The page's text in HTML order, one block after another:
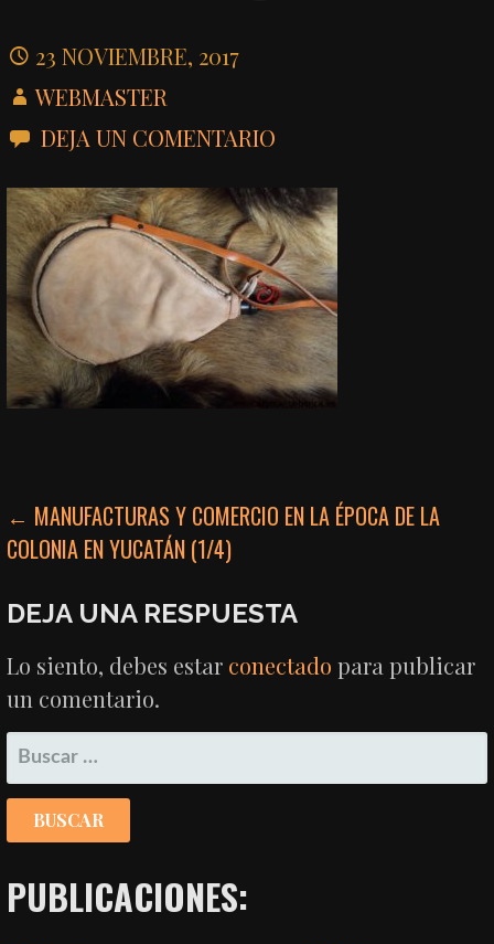
23 NOVIEMBRE, 2017
WEBMASTER
DEJA UN COMENTARIO
NAVEGACIÓN
DE
ENTRADAS
← MANUFACTURAS Y COMERCIO EN LA ÉPOCA DE LA
COLONIA EN YUCATÁN (1/4)
DEJA UNA RESPUESTA
Lo siento, debes estar conectado para publicar
un comentario.
BUSCAR:
PUBLICACIONES: